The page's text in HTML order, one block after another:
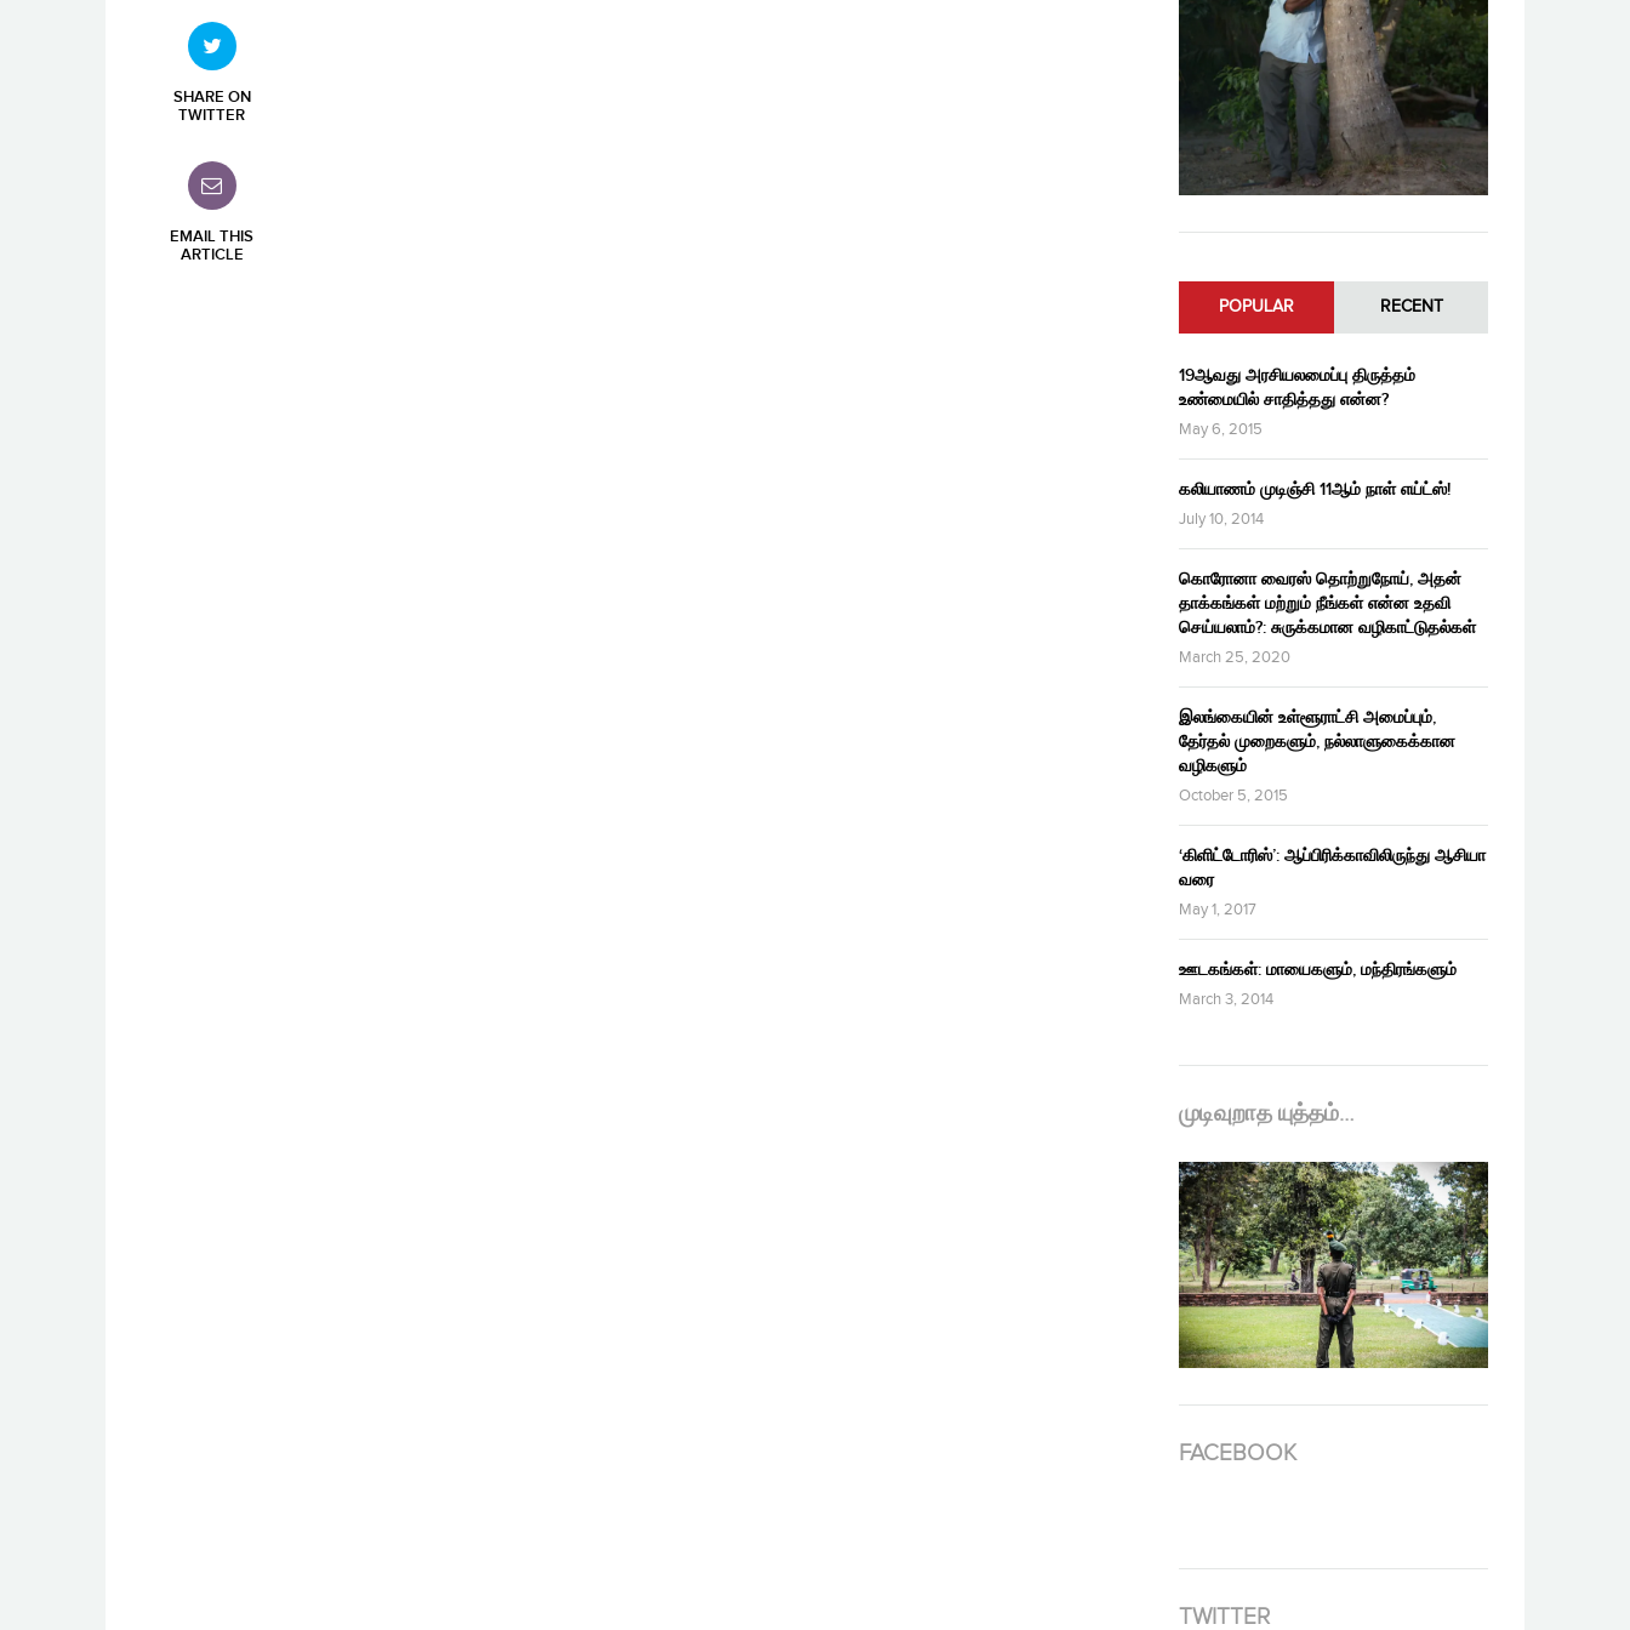
SHARE ON
TWITTER
EMAIL THIS
ARTICLE
POPULAR RECENT
19ஆவது அரசியலமைப்பு திருத்தம்
உண்மையில் சாதித்தது என்ன?
May 6, 2015
கலியாணம் முடிஞ்சி 11ஆம் நாள் எய்ட்ஸ்!
July 10, 2014
கொரோனா வைரஸ் தொற்றுநோய், அதன்
தாக்கங்கள் மற்றும் நீங்கள் என்ன உதவி
செய்யலாம்?: சுருக்கமான வழிகாட்டுதல்கள்
March 25, 2020
இலங்கையின் உள்ளூராட்சி அமைப்பும்,
தேர்தல் முறைகளும், நல்லாளுகைக்கான
வழிகளும்
October 5, 2015
‘கிளிட்டோரிஸ்’: ஆப்பிரிக்காவிலிருந்து ஆசியா
வரை
May 1, 2017
ஊடகங்கள்: மாயைகளும், மந்திரங்களும்
March 3, 2014
முடிவுறாத யுத்தம்…
FACEBOOK
TWITTER